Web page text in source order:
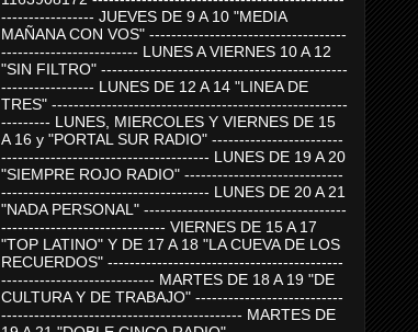
----------------- JUEVES DE 9 A 10 "MEDIA
MAÑANA CON VOS" ------------------------------------
------------------------- LUNES A VIERNES 10 A 12
"SIN FILTRO" ---------------------------------------------
----------------- LUNES DE 12 A 14 "LINEA DE
TRES" ------------------------------------------------------
--------- LUNES, MIERCOLES Y VIERNES DE 15
A 16 y "PORTAL SUR RADIO" ------------------------
-------------------------------------- LUNES DE 19 A 20
"SIEMPRE ROJO RADIO" -----------------------------
-------------------------------------- LUNES DE 20 A 21
"NADA PERSONAL" -------------------------------------
------------------------------ VIERNES DE 15 A 17
"TOP LATINO" Y DE 17 A 18 "LA CUEVA DE LOS
RECUERDOS" -------------------------------------------
---------------------------- MARTES DE 18 A 19 "DE
CULTURA Y DE TRABAJO" ---------------------------
-------------------------------------------- MARTES DE